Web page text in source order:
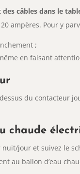
câbles dans le
ampères. Pour y
;
en faisant
du contacteur
chaude
nuit/jour et suivez le
au ballon d’eau